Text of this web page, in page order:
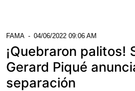
FAMA - 04/06/2022 09:06 AM
¡Quebraron palitos!
Gerard Piqué
separación